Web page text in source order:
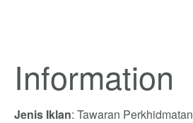
Information
Jenis Iklan: Tawaran Perkhidmatan